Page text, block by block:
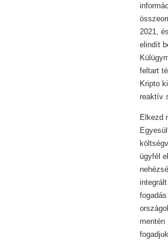
2021,
elindít
feltart
Kripto
reaktív
Elkezd
ügyfél
mentén